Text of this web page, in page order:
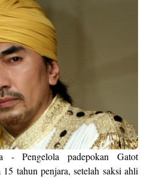
- Pengelola padepokan Gatot
tahun penjara, setelah saksi ahli